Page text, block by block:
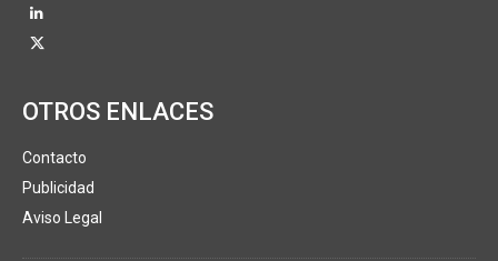
OTROS ENLACES
Contacto
Publicidad
Aviso Legal